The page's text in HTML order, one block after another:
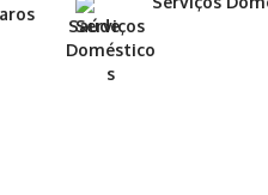
Serviços
Doméstico
s